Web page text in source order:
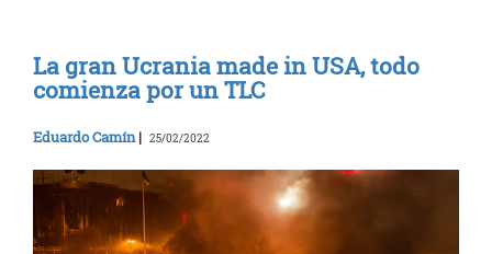
La gran Ucrania made in USA, todo
comienza por un TLC
Eduardo Camín| 25/02/2022